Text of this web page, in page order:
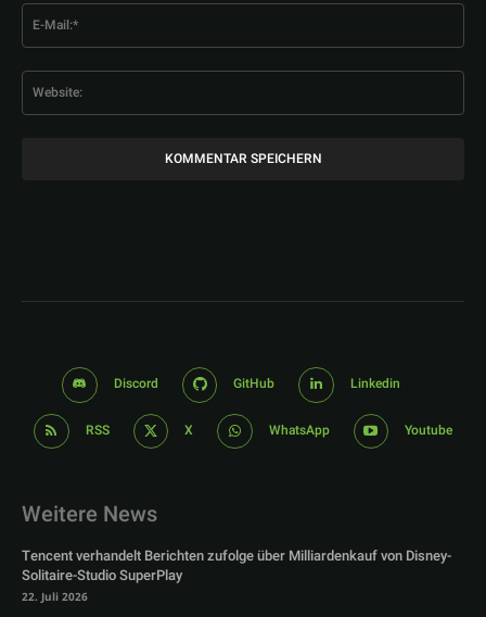
Discord GitHub Linkedin
RSS X WhatsApp Youtube
Weitere News
Tencent verhandelt Berichten zufolge über Milliardenkauf von Disney-
Solitaire-Studio SuperPlay
22. Juli 2026